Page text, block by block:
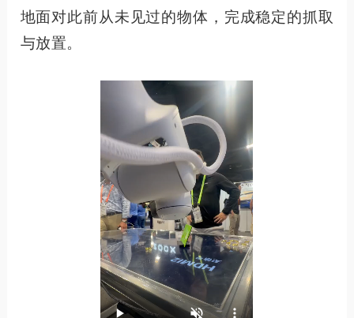
地面对此前从未见过的物体，完成稳定的抓取
与放置。